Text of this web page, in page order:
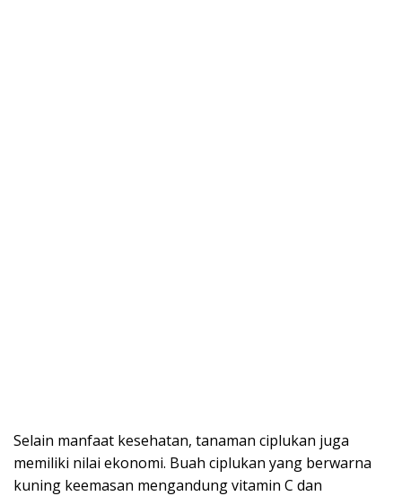
Selain manfaat kesehatan, tanaman ciplukan juga
memiliki nilai ekonomi. Buah ciplukan yang berwarna
kuning keemasan mengandung vitamin C dan